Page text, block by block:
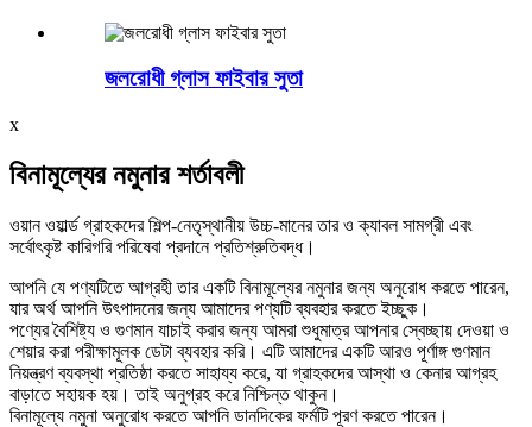
জলরোধী গ্লাস ফাইবার সুতা
x
বিনামূল্যের নমুনার শর্তাবলী
ওয়ান ওয়ার্ল্ড গ্রাহকদের শিল্প-নেতৃস্থানীয় উচ্চ-মানের তার ও ক্যাবল সামগ্রী এবং
সর্বোৎকৃষ্ট কারিগরি পরিষেবা প্রদানে প্রতিশ্রুতিবদ্ধ।
আপনি যে পণ্যটিতে আগ্রহী তার একটি বিনামূল্যের নমুনার জন্য অনুরোধ করতে পারেন,
যার অর্থ আপনি উৎপাদনের জন্য আমাদের পণ্যটি ব্যবহার করতে ইচ্ছুক।
পণ্যের বৈশিষ্ট্য ও গুণমান যাচাই করার জন্য আমরা শুধুমাত্র আপনার স্বেচ্ছায় দেওয়া ও
শেয়ার করা পরীক্ষামূলক ডেটা ব্যবহার করি। এটি আমাদের একটি আরও পূর্ণাঙ্গ গুণমান
নিয়ন্ত্রণ ব্যবস্থা প্রতিষ্ঠা করতে সাহায্য করে, যা গ্রাহকদের আস্থা ও কেনার আগ্রহ
বাড়াতে সহায়ক হয়। তাই অনুগ্রহ করে নিশ্চিন্ত থাকুন।
বিনামূল্যে নমুনা অনুরোধ করতে আপনি ডানদিকের ফর্মটি পূরণ করতে পারেন।